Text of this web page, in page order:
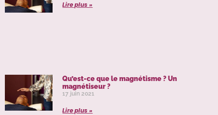
Lire plus »
Qu’est-ce que le magnétisme ? Un
magnétiseur ?
17 juin 2021
Lire plus »